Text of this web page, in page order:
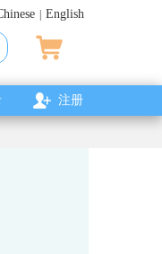
English
注册